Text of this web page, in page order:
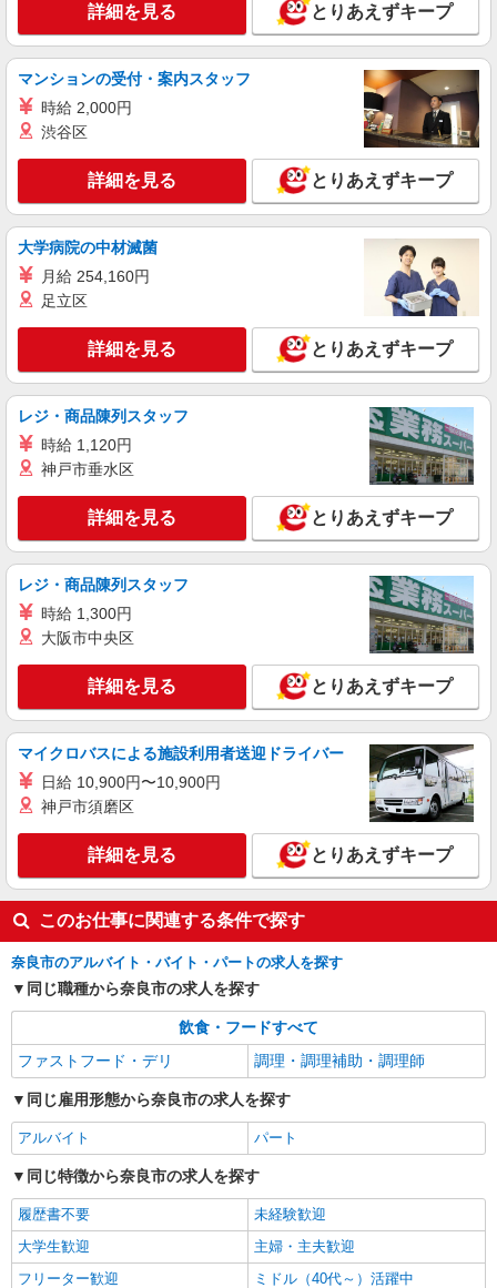
奈良県奈良市西大寺東町2-4-1 奈良ファミリ
ー内
キープ 詳細を見る
アルバイト
ケンタッキーフライドチキン イオンタウン大安寺店
カウンター・キッチンスタッフ ＜優先募集日
時＞土日祝 18:00〜23:00
時給1250円 研修期間：100時間／時給1150円
詳細を見る
パート
ケンタッキーフライドチキン 学園前店
カウンター・キッチンスタッフ ＜優先募集日
時＞土日祝 18:00〜23:00
時給1250円 研修期間：100時間／時給1150円
キープ 詳細を見る
そんぽの家S 三条桧町
時給1095円〜1125円 ※経験等による ★希望収
入がありましたら、ご相談いただければ希望条件
に合うかの確認もいたします。 ★時間外手当別
途支給 ★上記金額は働きがい向上手当を含みま
より異なる） 社会保険加入者は更に＋30円
奈良県奈良市三条桧町22-12
キープ 詳細を見る
詳細を見る とりあえずキープ
マンションの受付・案内スタッフ
時給 2,000円
渋谷区
詳細を見る とりあえずキープ
大学病院の中材滅菌
月給 254,160円
足立区
詳細を見る とりあえずキープ
レジ・商品陳列スタッフ
時給 1,120円
神戸市垂水区
詳細を見る とりあえずキープ
レジ・商品陳列スタッフ
時給 1,300円
大阪市中央区
詳細を見る とりあえずキープ
マイクロバスによる施設利用者送迎ドライバー
日給 10,900円〜10,900円
神戸市須磨区
詳細を見る とりあえずキープ
このお仕事に関連する条件で探す
奈良市のアルバイト・バイト・パートの求人を探す
同じ職種から奈良市の求人を探す
飲食・フードすべて
ファストフード・デリ
調理・調理補助・調理師
同じ雇用形態から奈良市の求人を探す
アルバイト パート
同じ特徴から奈良市の求人を探す
履歴書不要
未経験歓迎
大学生歓迎
主婦・主夫歓迎
フリーター歓迎
ミドル（40代～）活躍中